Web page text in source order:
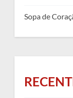
Sopa de